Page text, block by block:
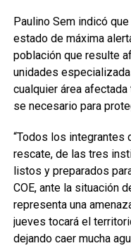
Paulino Sem indicó
estado de máxima
población que resulte
unidades
cualquier área
se necesario para
“Todos los
rescate, de las tres
listos y preparados
COE, ante la situación
representa una
jueves tocará el
dejando caer mucha